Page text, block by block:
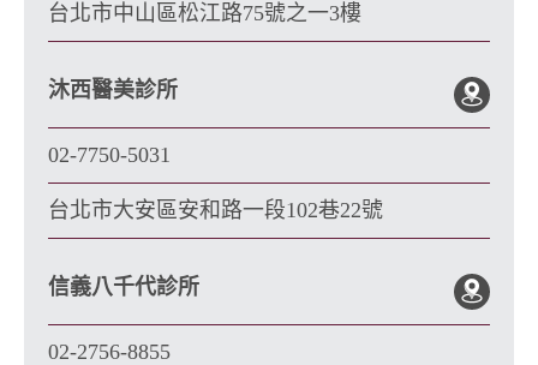
台北市中山區松江路75號之一3樓
沐西醫美診所
02-7750-5031
台北市大安區安和路一段102巷22號
信義八千代診所
02-2756-8855